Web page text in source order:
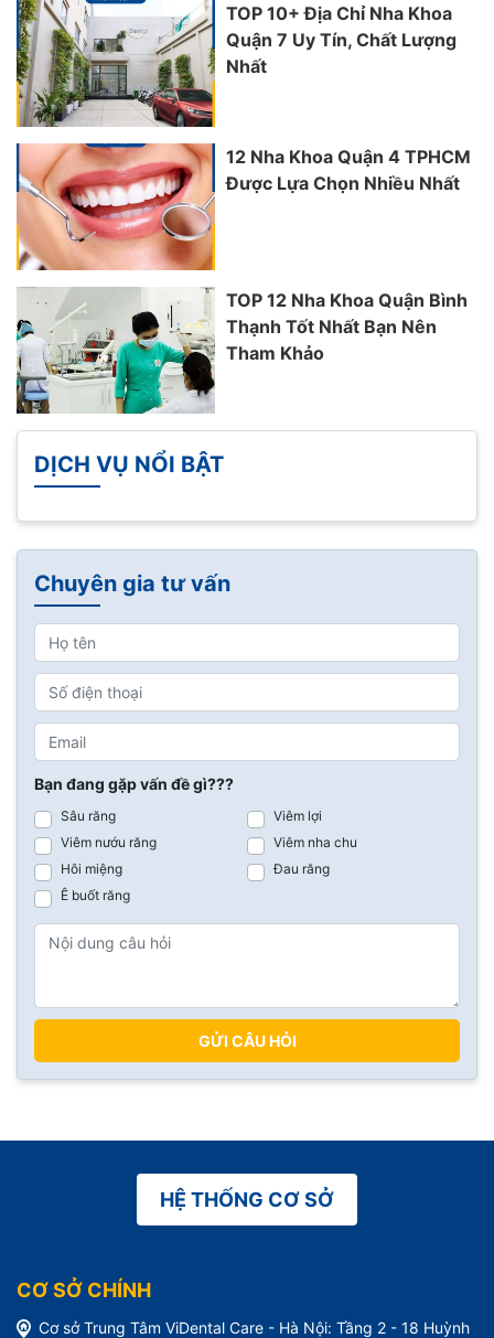
TOP 10+ Địa Chỉ Nha Khoa
Quận 7 Uy Tín, Chất Lượng
Nhất
12 Nha Khoa Quận 4 TPHCM
Được Lựa Chọn Nhiều Nhất
TOP 12 Nha Khoa Quận Bình
Thạnh Tốt Nhất Bạn Nên
Tham Khảo
DỊCH VỤ NỔI BẬT
Chuyên gia tư vấn
Bạn đang gặp vấn đề gì???
Sâu răng
Viêm lợi
Viêm nướu răng
Viêm nha chu
Hôi miệng
Đau răng
Ê buốt răng
GỬI CÂU HỎI
HỆ THỐNG CƠ SỞ
CƠ SỞ CHÍNH
Cơ sở Trung Tâm ViDental Care - Hà Nội: Tầng 2 - 18 Huỳnh